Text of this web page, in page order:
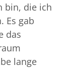
bin, die ich
Es gab
das
lange